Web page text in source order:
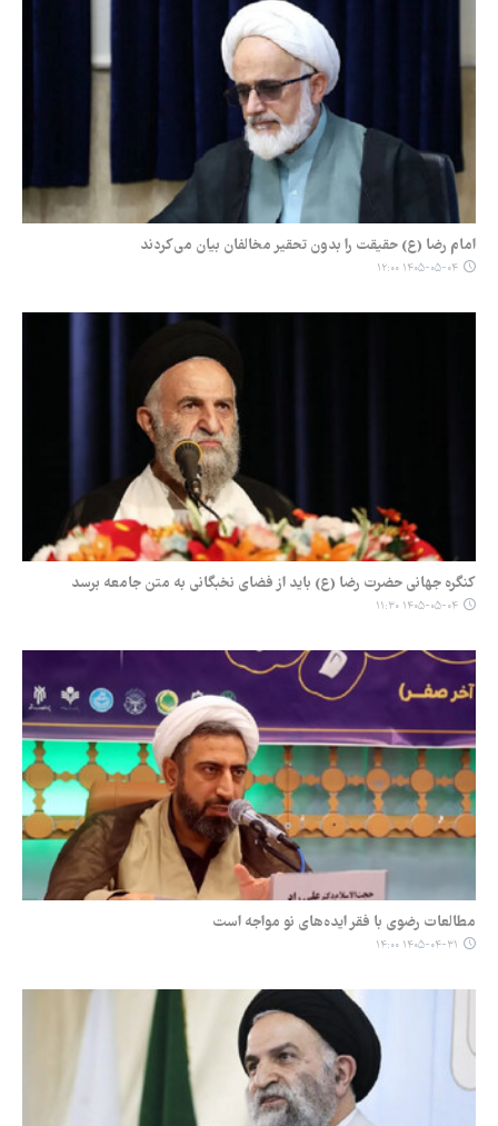
امام رضا (ع) حقیقت را بدون تحقیر مخالفان بیان می‌کردند
۱۴۰۵-۰۵-۰۴ ۱۲:۰۰
کنگره جهانی حضرت رضا (ع) باید از فضای نخبگانی به متن جامعه برسد
۱۴۰۵-۰۵-۰۴ ۱۱:۳۰
مطالعات رضوی با فقر ایده‌های نو مواجه است
۱۴۰۵-۰۴-۳۱ ۱۴:۰۰